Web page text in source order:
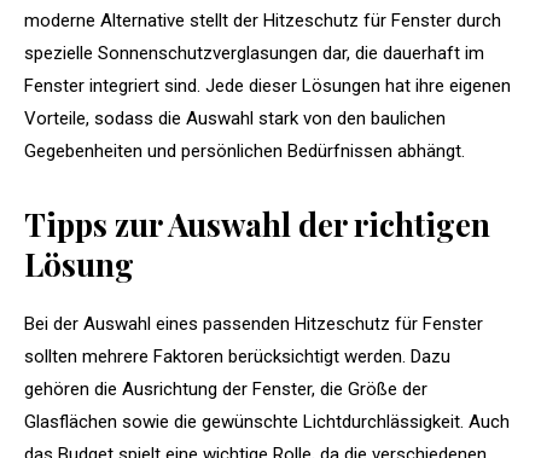
moderne Alternative stellt der Hitzeschutz für Fenster durch
spezielle Sonnenschutzverglasungen dar, die dauerhaft im
Fenster integriert sind. Jede dieser Lösungen hat ihre eigenen
Vorteile, sodass die Auswahl stark von den baulichen
Gegebenheiten und persönlichen Bedürfnissen abhängt.
Tipps zur Auswahl der richtigen
Lösung
Bei der Auswahl eines passenden Hitzeschutz für Fenster
sollten mehrere Faktoren berücksichtigt werden. Dazu
gehören die Ausrichtung der Fenster, die Größe der
Glasflächen sowie die gewünschte Lichtdurchlässigkeit. Auch